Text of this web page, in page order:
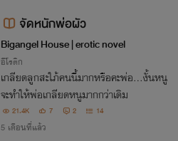
จัดหนักพ่อผัว
Bigangel House | erotic novel
อีโรติก
เกลียดลูกสะใภ้คนนี้มากหรือคะพ่อ...งั้นหนู
จะทำให้พ่อเกลียดหนูมากกว่าเดิม
21.4K 7 2 14
5 เดือนที่แล้ว